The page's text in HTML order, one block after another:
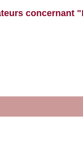
concernant